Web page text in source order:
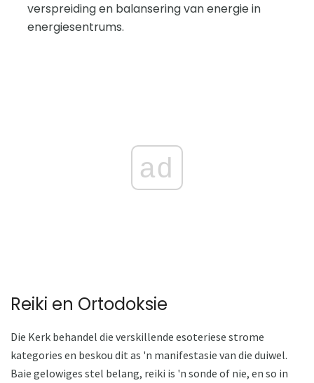
verspreiding en balansering van energie in
energiesentrums.
ad
Reiki en Ortodoksie
Die Kerk behandel die verskillende esoteriese strome
kategories en beskou dit as 'n manifestasie van die duiwel.
Baie gelowiges stel belang, reiki is 'n sonde of nie, en so in